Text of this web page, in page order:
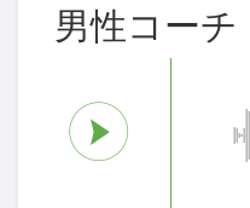
男性コーチ